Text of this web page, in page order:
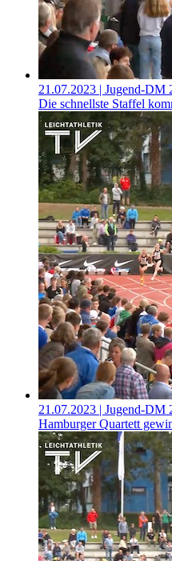
21.07.2023 | Jugend-DM
Die schnellste Staffel
21.07.2023 | Jugend-DM
Hamburger Quartett